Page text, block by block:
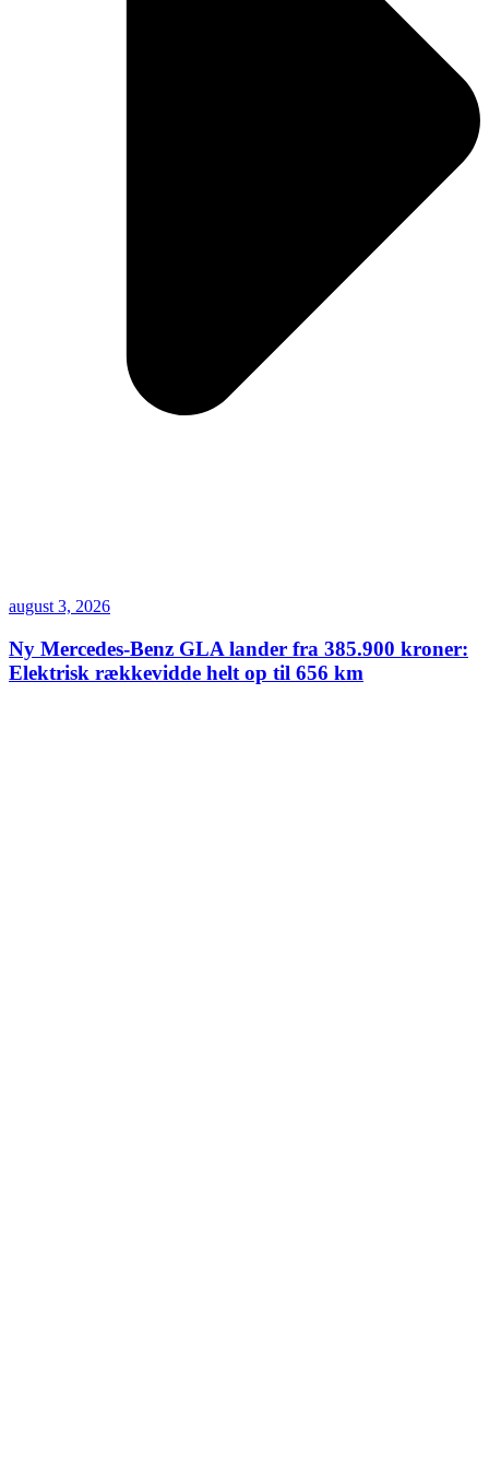
august 3, 2026
Ny Mercedes-Benz GLA lander fra 385.900 kroner:
Elektrisk rækkevidde helt op til 656 km